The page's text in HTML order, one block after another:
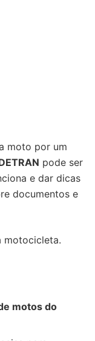
moto por um
pode ser
e dar dicas
documentos e
motocicleta.
motos do